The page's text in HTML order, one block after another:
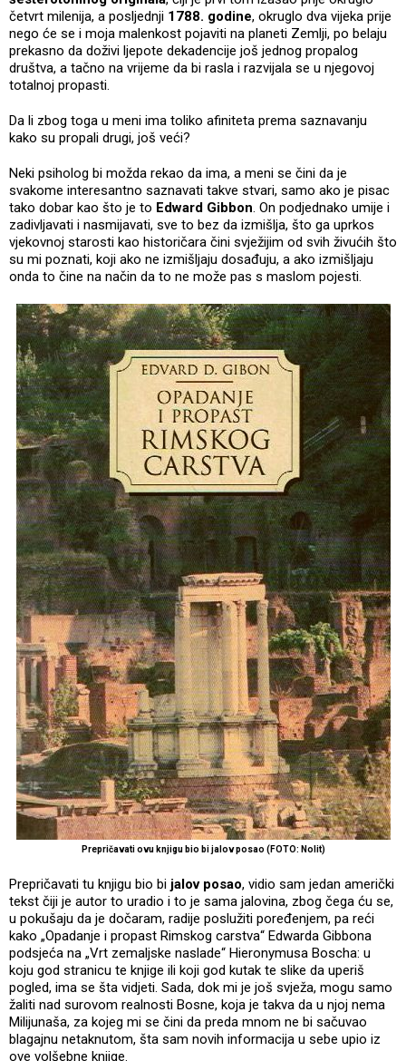
četvrt milenija, a posljednji 1788. godine, okruglo dva vijeka prije
nego će se i moja malenkost pojaviti na planeti Zemlji, po belaju
prekasno da doživi ljepote dekadencije još jednog propalog
društva, a tačno na vrijeme da bi rasla i razvijala se u njegovoj
totalnoj propasti.
Da li zbog toga u meni ima toliko afiniteta prema saznavanju
kako su propali drugi, još veći?
Neki psiholog bi možda rekao da ima, a meni se čini da je
svakome interesantno saznavati takve stvari, samo ako je pisac
tako dobar kao što je to Edward Gibbon. On podjednako umije i
zadivljavati i nasmijavati, sve to bez da izmišlja, što ga uprkos
vjekovnoj starosti kao historičara čini svježijim od svih živućih što
su mi poznati, koji ako ne izmišljaju dosađuju, a ako izmišljaju
onda to čine na način da to ne može pas s maslom pojesti.
Prepričavati ovu knjigu bio bi jalov posao (FOTO: Nolit)
Prepričavati tu knjigu bio bi jalov posao, vidio sam jedan američki
tekst čiji je autor to uradio i to je sama jalovina, zbog čega ću se,
u pokušaju da je dočaram, radije poslužiti poređenjem, pa reći
kako „Opadanje i propast Rimskog carstva“ Edwarda Gibbona
podsjeća na „Vrt zemaljske naslade“ Hieronymusa Boscha: u
koju god stranicu te knjige ili koji god kutak te slike da uperiš
pogled, ima se šta vidjeti. Sada, dok mi je još svježa, mogu samo
žaliti nad surovom realnosti Bosne, koja je takva da u njoj nema
Milijunaša, za kojeg mi se čini da preda mnom ne bi sačuvao
blagajnu netaknutom, šta sam novih informacija u sebe upio iz
ove volšebne knjige.